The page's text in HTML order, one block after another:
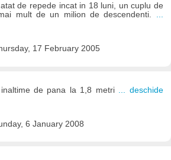
de repede incat in 18 luni, un cuplu de
mult de un milion de descendenti.
17 February 2005
de pana la 1,8 metri
... deschide
6 January 2008